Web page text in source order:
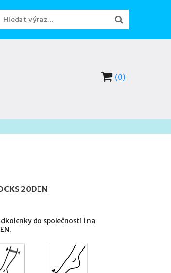
(0)
20DEN
do společnosti i na